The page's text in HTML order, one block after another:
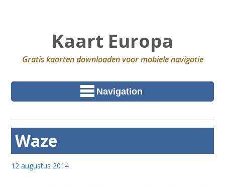
Kaart Europa
Gratis kaarten downloaden voor mobiele navigatie
Navigation
Waze
12 augustus 2014